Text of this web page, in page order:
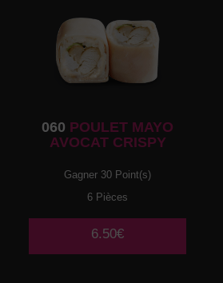
060 POULET MAYO
AVOCAT CRISPY
Gagner 30 Point(s)
6 Pièces
6.50€